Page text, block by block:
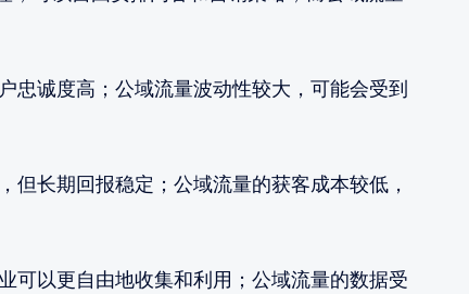
忠诚度高；公域流量波动性较大，可能会受到
但长期回报稳定；公域流量的获客成本较低，
可以更自由地收集和利用；公域流量的数据受